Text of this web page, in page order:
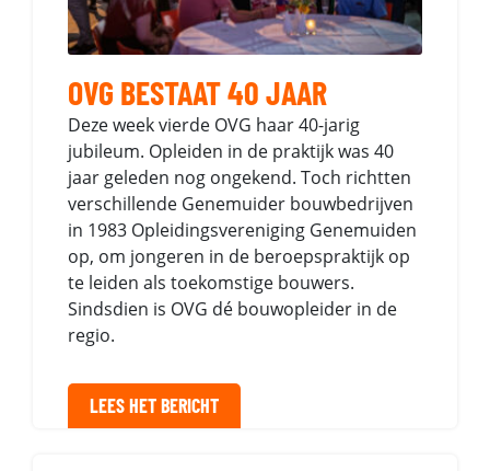
OVG BESTAAT 40 JAAR
Deze week vierde OVG haar 40-jarig
jubileum. Opleiden in de praktijk was 40
jaar geleden nog ongekend. Toch richtten
verschillende Genemuider bouwbedrijven
in 1983 Opleidingsvereniging Genemuiden
op, om jongeren in de beroepspraktijk op
te leiden als toekomstige bouwers.
Sindsdien is OVG dé bouwopleider in de
regio.
LEES HET BERICHT